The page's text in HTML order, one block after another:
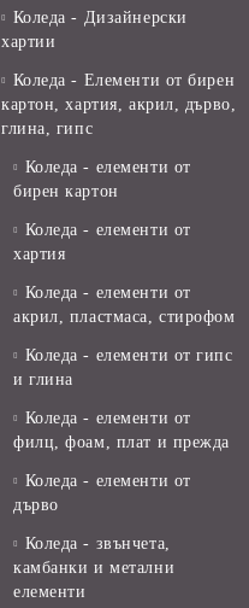
Коледа - Дизайнерски
хартии
Коледа - Eлементи от бирен
картон, хартия, акрил, дърво,
глина, гипс
Коледа - елементи от
бирен картон
Коледа - елементи от
хартия
Коледа - елементи от
акрил, пластмаса, стирофом
Коледа - елементи от гипс
и глина
Коледа - елементи от
филц, фоам, плат и прежда
Коледа - елементи от
дърво
Коледа - звънчета,
камбанки и метални
елементи